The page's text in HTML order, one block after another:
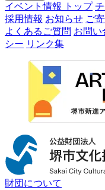
イベント情報 トップ
採用情報 お知らせ ご
よくあるご質問 お問い
シー リンク集
財団について